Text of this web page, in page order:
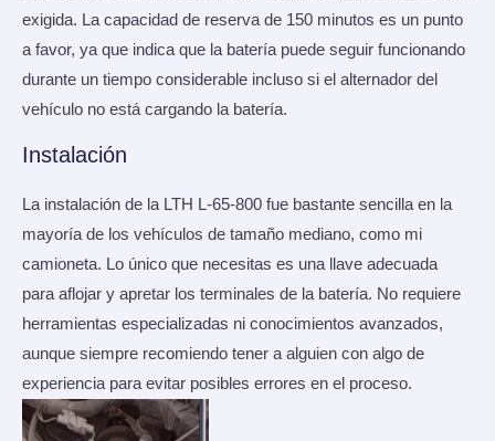
exigida. La capacidad de reserva de 150 minutos es un punto
a favor, ya que indica que la batería puede seguir funcionando
durante un tiempo considerable incluso si el alternador del
vehículo no está cargando la batería.
Instalación
La instalación de la LTH L-65-800 fue bastante sencilla en la
mayoría de los vehículos de tamaño mediano, como mi
camioneta. Lo único que necesitas es una llave adecuada
para aflojar y apretar los terminales de la batería. No requiere
herramientas especializadas ni conocimientos avanzados,
aunque siempre recomiendo tener a alguien con algo de
experiencia para evitar posibles errores en el proceso.